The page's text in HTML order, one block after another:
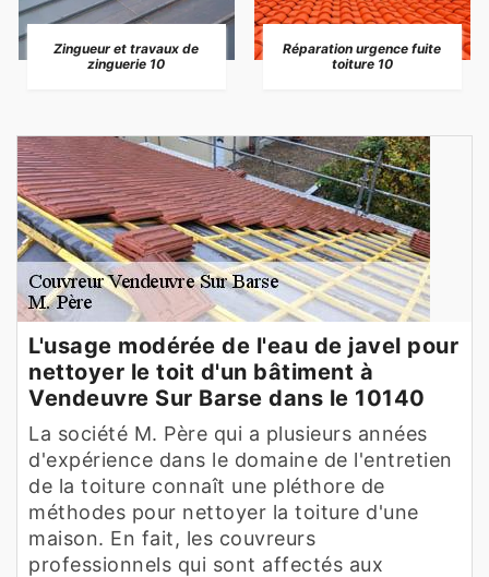
Zingueur et travaux de
zinguerie 10
Réparation urgence fuite
toiture 10
L'usage modérée de l'eau de javel pour
nettoyer le toit d'un bâtiment à
Vendeuvre Sur Barse dans le 10140
La société M. Père qui a plusieurs années
d'expérience dans le domaine de l'entretien
de la toiture connaît une pléthore de
méthodes pour nettoyer la toiture d'une
maison. En fait, les couvreurs
professionnels qui sont affectés aux